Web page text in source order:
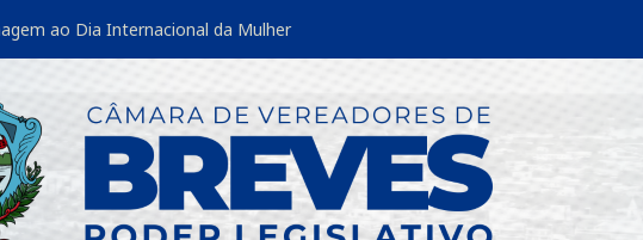
ao Dia Internacional da Mulher